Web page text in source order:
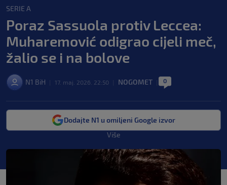
SERIE A
Poraz Sassuola protiv Leccea:
Muharemović odigrao cijeli meč,
žalio se i na bolove
N1 BiH 17. maj. 2026. 22:50 NOGOMET 0
Dodajte N1 u omiljeni Google izvor
Više